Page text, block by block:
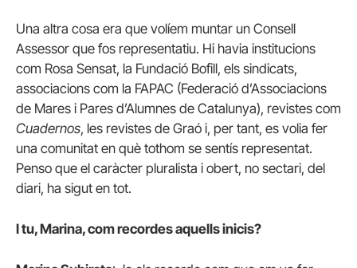
Una altra cosa era que volíem muntar un Consell
Assessor que fos representatiu. Hi havia institucions
com Rosa Sensat, la Fundació Bofill, els sindicats,
associacions com la FAPAC (Federació d’Associacions
de Mares i Pares d’Alumnes de Catalunya), revistes com
Cuadernos, les revistes de Graó i, per tant, es volia fer
una comunitat en què tothom se sentís representat.
Penso que el caràcter pluralista i obert, no sectari, del
diari, ha sigut en tot.
I tu, Marina, com recordes aquells inicis?